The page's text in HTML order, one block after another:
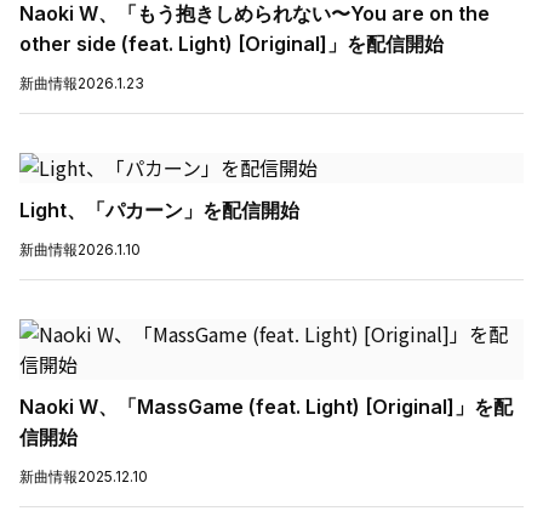
Naoki W、「もう抱きしめられない〜You are on the
other side (feat. Light) [Original]」を配信開始
新曲情報2026.1.23
Light、「パカーン」を配信開始
新曲情報2026.1.10
Naoki W、「MassGame (feat. Light) [Original]」を配
信開始
新曲情報2025.12.10